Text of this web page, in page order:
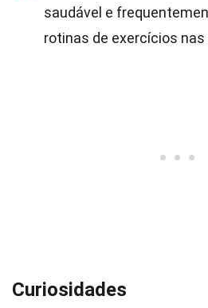
saudável e
rotinas de exercícios
Curiosidades